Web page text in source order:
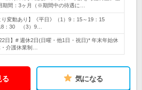
期間：3ヶ月（※期間中の待遇に…
り変動あり】《平日》（1）9：15～19：15
：30 （3）9…
日】# 週休2日(日曜・他1日・祝日)* 年末年始休
介護休業制…
る 気になる